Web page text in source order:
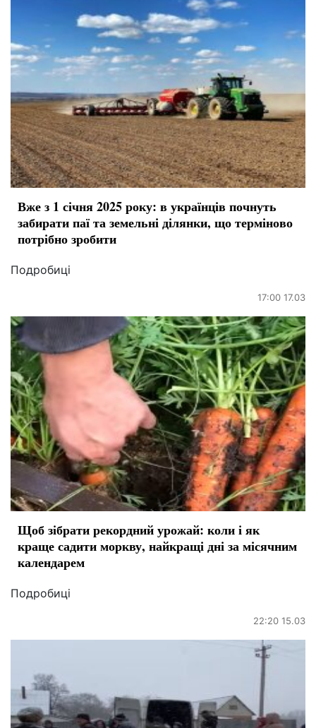
Вже з 1 січня 2025 року: в українців почнуть
забирати паї та земельні ділянки, що терміново
потрібно зробити
Подробиці
17:00 17.03
Щоб зібрати рекордний урожай: коли і як
краще садити моркву, найкращі дні за місячним
календарем
Подробиці
22:20 15.03